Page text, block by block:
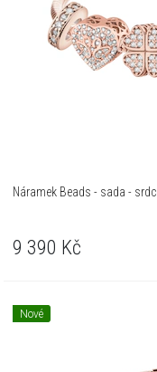
Náramek Beads - sada -
9 390 Kč
Nové